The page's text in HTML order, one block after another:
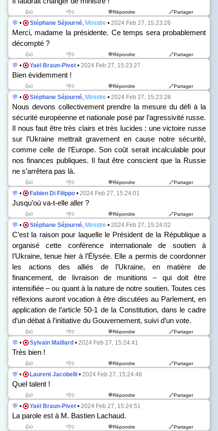
👍0 👎0 💬Répondre 🔗Partager
💬 • Stéphane Séjourné, Ministre • 2024 Feb 27, 15:23:26
Merci, madame la présidente. Ce temps sera probablement
décompté ?
👍0 👎0 💬Répondre 🔗Partager
💬 • Yaël Braun-Pivet • 2024 Feb 27, 15:23:27
Bien évidemment !
👍0 👎0 💬Répondre 🔗Partager
💬 • Stéphane Séjourné, Ministre • 2024 Feb 27, 15:23:28
Nous devons collectivement prendre la mesure du défi à la
sécurité européenne et nationale posé par l’agressivité russe.
Il nous faut être très clairs et très lucides : une victoire russe
sur l’Ukraine mettrait gravement en cause notre sécurité,
comme celle de l’Europe. Son coût serait incalculable pour
nos finances publiques. Il faut être conscient que la Russie
ne s’arrêtera pas là.
👍0 👎0 💬Répondre 🔗Partager
💬 • Fabien Di Filippo • 2024 Feb 27, 15:24:01
Jusqu’où va-t-elle aller ?
👍0 👎0 💬Répondre 🔗Partager
💬 • Stéphane Séjourné, Ministre • 2024 Feb 27, 15:24:02
C’est la raison pour laquelle le Président de la République a
organisé cette conférence internationale de soutien à
l’Ukraine, tenue hier à l’Élysée. Elle a permis de coordonner
les actions des alliés de l’Ukraine, en matière de
financement, de livraison de munitions – qui doit être
intensifiée – ou quant à la nature de notre soutien. Toutes ces
réflexions auront vocation à être discutées au Parlement, en
application de l’article 50-1 de la Constitution, dans le cadre
d’un débat à l’initiative du Gouvernement, suivi d’un vote.
👍0 👎0 💬Répondre 🔗Partager
💬 • Sylvain Maillard • 2024 Feb 27, 15:24:41
Très bien !
👍0 👎0 💬Répondre 🔗Partager
💬 • Laurent Jacobelli • 2024 Feb 27, 15:24:46
Quel talent !
👍0 👎0 💬Répondre 🔗Partager
💬 • Yaël Braun-Pivet • 2024 Feb 27, 15:24:51
La parole est à M. Bastien Lachaud.
👍0 👎0 💬Répondre 🔗Partager